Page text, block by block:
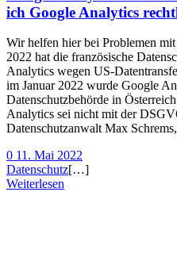
ich Google Analytics
Wir helfen hier bei Problemen
2022 hat die französische
Analytics wegen US-
im Januar 2022 wurde Google
Datenschutzbehörde in
Analytics sei nicht mit der
Datenschutzanwalt Max
0 11. Mai 2022
Datenschutz[…]
Weiterlesen